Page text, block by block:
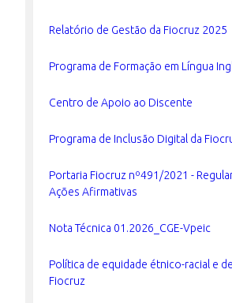
Relatório de Gestão da Fiocruz 2025
Programa de Formação em Língua
Centro de Apoio ao Discente
Programa de Inclusão Digital da
Portaria Fiocruz nº491/2021 -
Ações Afirmativas
Nota Técnica 01.2026_CGE-Vpeic
Política de equidade étnico-racial e
Fiocruz